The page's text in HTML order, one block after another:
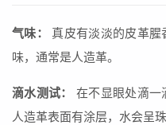
气味：
真皮有淡淡的皮革
味，通常是人造革。
滴水测试：
在不显眼处滴一
人造革表面有涂层，水会呈珠